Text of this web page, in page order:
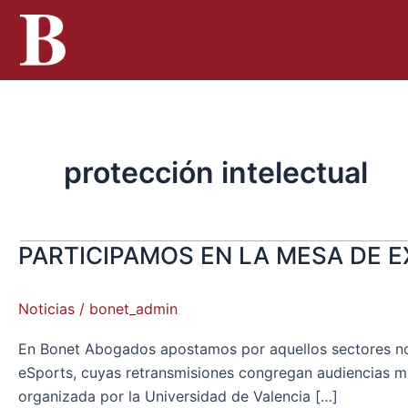
contenido
protección intelectual
PARTICIPAMOS EN LA MESA DE
Noticias / bonet_admin
En Bonet Abogados apostamos por aquellos sectores
eSports, cuyas retransmisiones congregan audiencias
organizada por la Universidad de Valencia […]
PARTICIPAMOS
LA
DE
EXPERTOS
SOBRE